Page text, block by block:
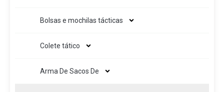
Bolsas e mochilas tácticas
Colete tático
Arma De Sacos De